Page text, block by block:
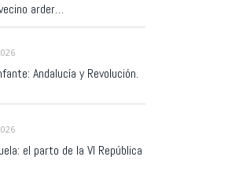
arder…
Andalucía y Revolución.
el parto de la VI República